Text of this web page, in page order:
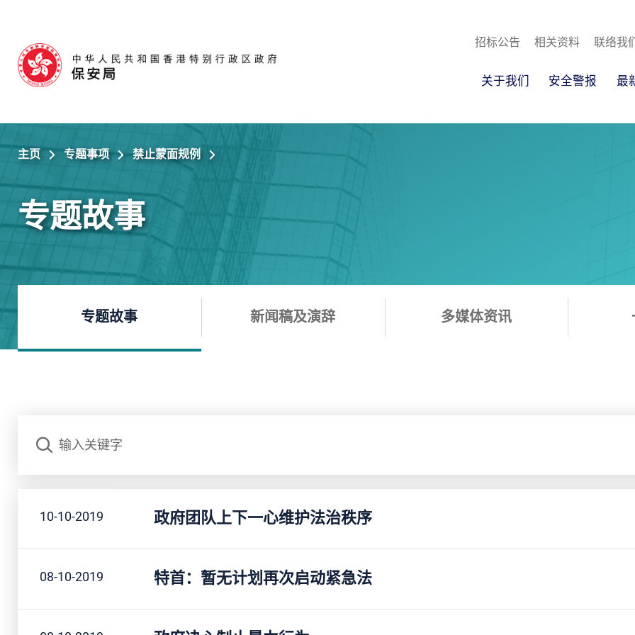
招标公告
相关资料 联络我
关于我们 安全警报 最
主页 专题事项 禁止蒙面规例
专题故事
专题故事 新闻稿及演辞 多媒体资讯
10-10-2019 政府团队上下一心维护法治秩序
08-10-2019 特首：暂无计划再次启动紧急法